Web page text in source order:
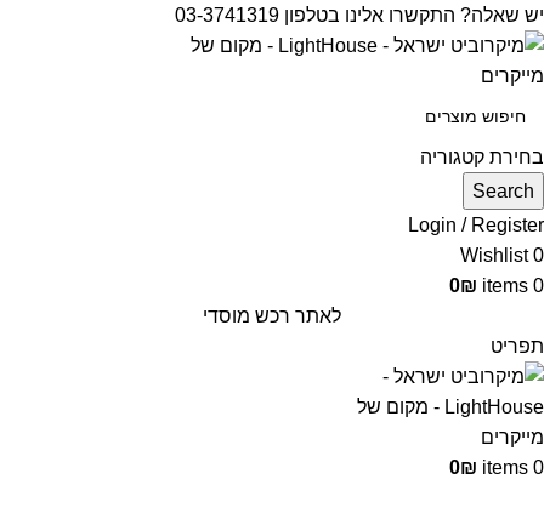
יש שאלה? התקשרו אלינו בטלפון 03-3741319
בחירת קטגוריה
Search
Login / Register
0
Wishlist
0
items
0₪
לאתר רכש מוסדי
תפריט
0
items
0₪